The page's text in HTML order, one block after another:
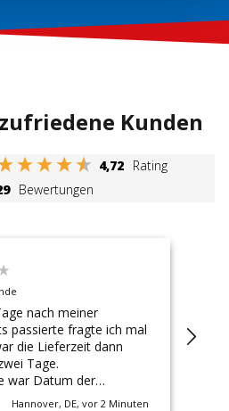
Kunden
4,72 Rating
Bewertungen
nach meiner
passierte fragte ich mal
die Lieferzeit dann
Tage.
war Datum der
das Datum meiner
Hannover, DE, vor 2 Minuten